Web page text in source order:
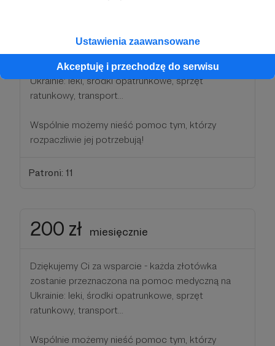
Ustawienia zaawansowane
Akceptuję i przechodzę do serwisu
Dziękujemy Ci za wsparcie - każda złotówka
zostanie przeznaczona na pomoc medyczną na
Ukrainie: leki, środki opatrunkowe, sprzęt
ratunkowy, transport...
Wspólnie możemy nieść pomoc tym, którzy
rozpaczliwie jej potrzebują!
Patroni: 11
200 zł miesięcznie
Dziękujemy Ci za wsparcie - każda złotówka
zostanie przeznaczona na pomoc medyczną na
Ukrainie: leki, środki opatrunkowe, sprzęt
ratunkowy, transport...
Wspólnie możemy nieść pomoc tym, którzy